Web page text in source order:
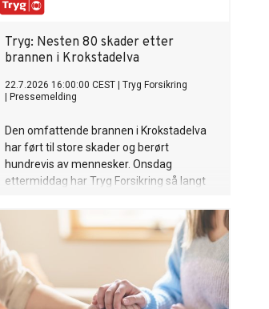
Tryg: Nesten 80 skader etter
brannen i Krokstadelva
22.7.2026 16:00:00 CEST
Tryg Forsikring
Pressemelding
Den omfattende brannen i Krokstadelva
har ført til store skader og berørt
hundrevis av mennesker. Onsdag
ettermiddag har Tryg Forsikring så langt